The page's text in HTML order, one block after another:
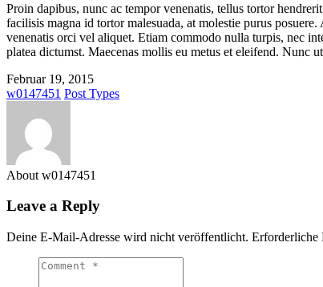
Proin dapibus, nunc ac tempor venenatis, tellus tortor
facilisis magna id tortor malesuada, at molestie purus
venenatis orci vel aliquet. Etiam commodo nulla turpis, nec
platea dictumst. Maecenas mollis eu metus et eleifend. Nunc
Februar 19, 2015
w0147451 Post Types
About w0147451
Leave a Reply
Deine E-Mail-Adresse wird nicht veröffentlicht. Erforderliche